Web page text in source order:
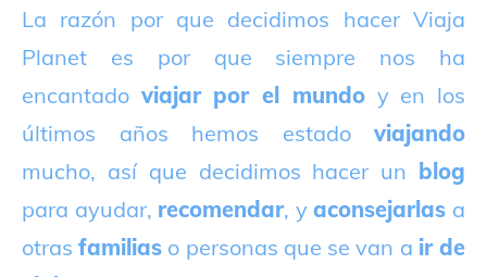
La razón por que decidimos hacer Viaja
Planet es por que siempre nos ha
encantado viajar por el mundoy en los
últimos años hemos estado viajando
mucho, así que decidimos hacer un blog
para ayudar, recomendar, yaconsejarlas a
otrasfamilias o personas que se van a ir de